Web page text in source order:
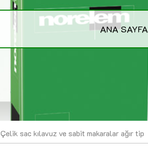
ANA SAYFA
Çelik sac kılavuz ve sabit makaralar ağır tip